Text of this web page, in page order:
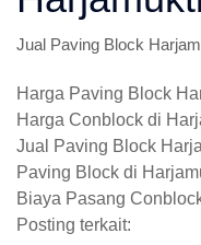
Jual Paving Block
Harga Paving Block
Harga Conblock di
Jual Paving Block
Paving Block di
Biaya Pasang
Posting terkait: